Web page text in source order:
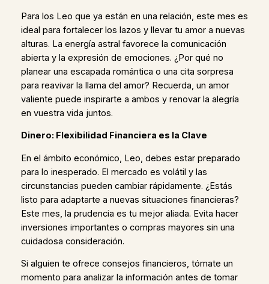
Para los Leo que ya están en una relación, este mes es
ideal para fortalecer los lazos y llevar tu amor a nuevas
alturas. La energía astral favorece la comunicación
abierta y la expresión de emociones. ¿Por qué no
planear una escapada romántica o una cita sorpresa
para reavivar la llama del amor? Recuerda, un amor
valiente puede inspirarte a ambos y renovar la alegría
en vuestra vida juntos.
Dinero: Flexibilidad Financiera es la Clave
En el ámbito económico, Leo, debes estar preparado
para lo inesperado. El mercado es volátil y las
circunstancias pueden cambiar rápidamente. ¿Estás
listo para adaptarte a nuevas situaciones financieras?
Este mes, la prudencia es tu mejor aliada. Evita hacer
inversiones importantes o compras mayores sin una
cuidadosa consideración.
Si alguien te ofrece consejos financieros, tómate un
momento para analizar la información antes de tomar